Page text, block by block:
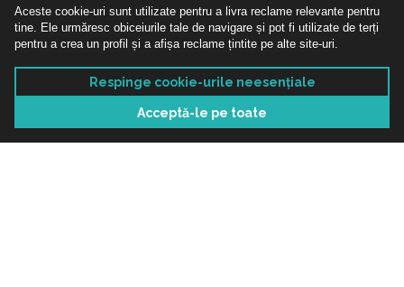
Gama DecoVisio
Gama DecoVitrio
Aceste cookie-uri sunt utilizate pentru a livra reclame relevante pentru
tine. Ele urmăresc obiceiurile tale de navigare și pot fi utilizate de terți
pentru a crea un profil și a afișa reclame țintite pe alte site-uri.
Respinge cookie-urile neesențiale
Acceptă-le pe toate